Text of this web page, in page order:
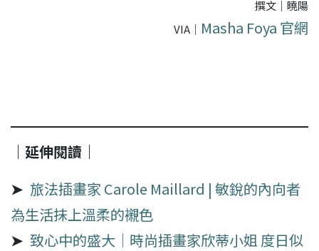
撰文｜曉陽
VIA｜ Masha Foya 官網
｜延伸閱讀｜
➤ 旅法插畫家 Carole Maillard | 敏銳的內向者
為生活抹上溫柔的襯色
➤ 致心中的盛大｜時尚插畫家欣蒂小姐 度日似